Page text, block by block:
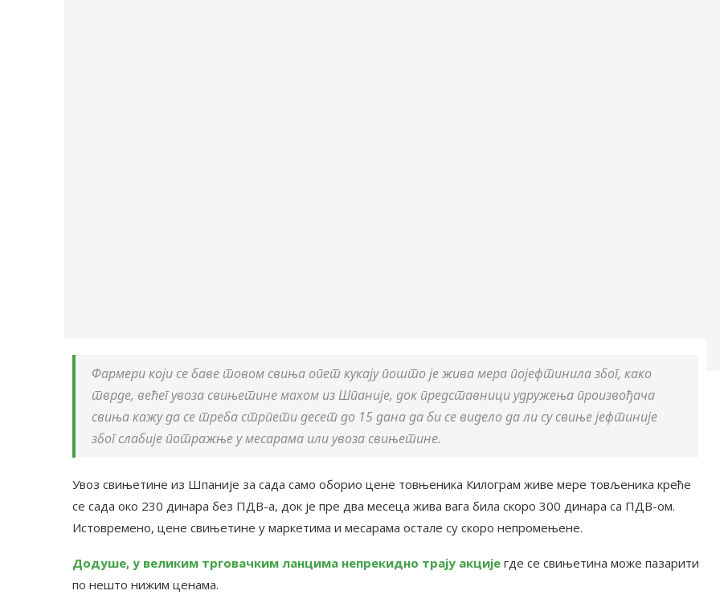
Фармери који се баве товом свиња опет кукају пошто је жива мера појефтинила због, како
тврде, већег увоза свињетине махом из Шпаније, док представници удружења произвођача
свиња кажу да се треба стрпети десет до 15 дана да би се видело да ли су свиње јефтиније
због слабије потражње у месарама или увоза свињетине.
Увоз свињетине из Шпаније за сада само оборио цене товњеника Килограм живе мере товљеника креће
се сада око 230 динара без ПДВ-а, док је пре два месеца жива вага била скоро 300 динара са ПДВ-ом.
Истовремено, цене свињетине у маркетима и месарама остале су скоро непромењене.
Додуше, у великим трговачким ланцима непрекидно трају акцијегде се свињетина може пазарити
по нешто нижим ценама.